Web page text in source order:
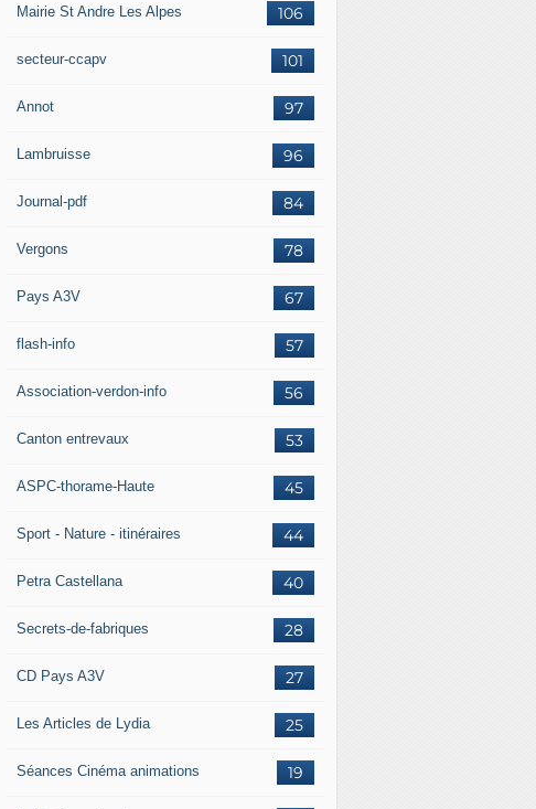
106
Mairie St Andre Les Alpes
101
secteur-ccapv
97
Annot
96
Lambruisse
84
Journal-pdf
78
Vergons
67
Pays A3V
57
flash-info
56
Association-verdon-info
53
Canton entrevaux
45
ASPC-thorame-Haute
44
Sport - Nature - itinéraires
40
Petra Castellana
28
Secrets-de-fabriques
27
CD Pays A3V
25
Les Articles de Lydia
19
Séances Cinéma animations